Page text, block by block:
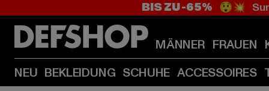
BIS ZU -65% 😲💥
MÄNNER FRAUEN
NEU BEKLEIDUNG SCHUHE ACCESSOIRES